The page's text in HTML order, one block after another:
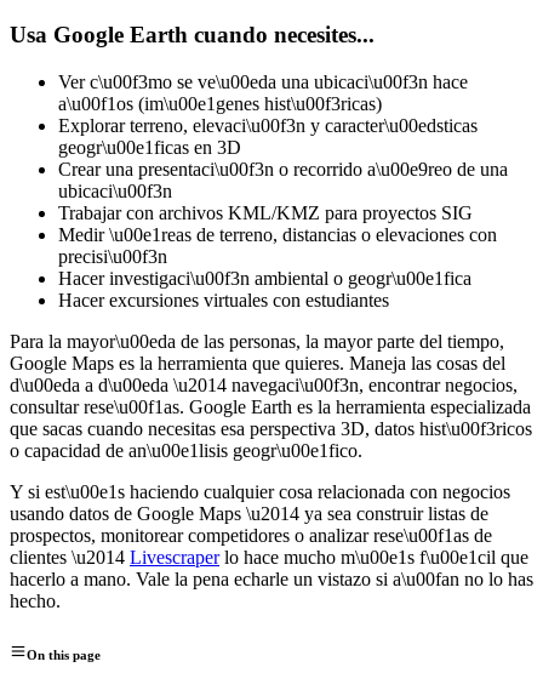
Usa Google Earth cuando necesites...
Ver c\u00f3mo se ve\u00eda una ubicaci\u00f3n hace
a\u00f1os (im\u00e1genes hist\u00f3ricas)
Explorar terreno, elevaci\u00f3n y caracter\u00edsticas
geogr\u00e1ficas en 3D
Crear una presentaci\u00f3n o recorrido a\u00e9reo de una
ubicaci\u00f3n
Trabajar con archivos KML/KMZ para proyectos SIG
Medir \u00e1reas de terreno, distancias o elevaciones con
precisi\u00f3n
Hacer investigaci\u00f3n ambiental o geogr\u00e1fica
Hacer excursiones virtuales con estudiantes
Para la mayor\u00eda de las personas, la mayor parte del tiempo,
Google Maps es la herramienta que quieres. Maneja las cosas del
d\u00eda a d\u00eda \u2014 navegaci\u00f3n, encontrar negocios,
consultar rese\u00f1as. Google Earth es la herramienta especializada
que sacas cuando necesitas esa perspectiva 3D, datos hist\u00f3ricos
o capacidad de an\u00e1lisis geogr\u00e1fico.
Y si est\u00e1s haciendo cualquier cosa relacionada con negocios
usando datos de Google Maps \u2014 ya sea construir listas de
prospectos, monitorear competidores o analizar rese\u00f1as de
clientes \u2014 Livescraperlo hace mucho m\u00e1s f\u00e1cil que
hacerlo a mano. Vale la pena echarle un vistazo si a\u00fan no lo has
hecho.
On this page